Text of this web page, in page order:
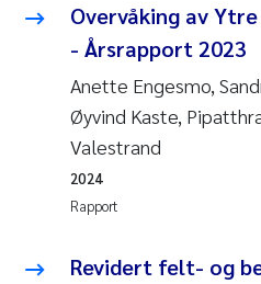
Jonny Beyer
Nathalie Marquesin-
Synne Authén Andresen
Sophie Mentzel
Overvåking av
- Årsrapport 2023
Anette Engesmo,
Øyvind Kaste,
Valestrand
Rapport
2024
Revidert felt- og